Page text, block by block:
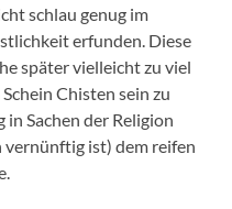
schlau genug im
erfunden. Diese
später vielleicht zu viel
Chisten sein zu
Sachen der Religion
ist) dem reifen